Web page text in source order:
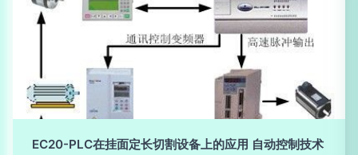
EC20-PLC在挂面定长切割设备上的应用 自动控制技术